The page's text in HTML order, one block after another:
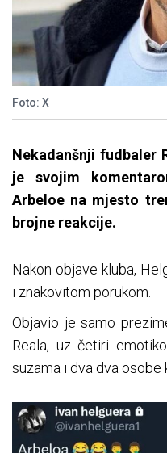
Foto: X
Nekadanšnji fudbaler
je svojim
Arbeloe na mjesto
brojne reakcije.
Nakon objave kluba,
i znakovitom porukom.
Objavio je samo
Reala, uz četiri
suzama i dva dva osobe